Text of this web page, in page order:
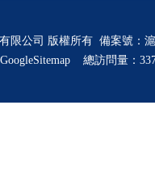
限公司 版權所有 備案號：
GoogleSitemap 總訪問量：